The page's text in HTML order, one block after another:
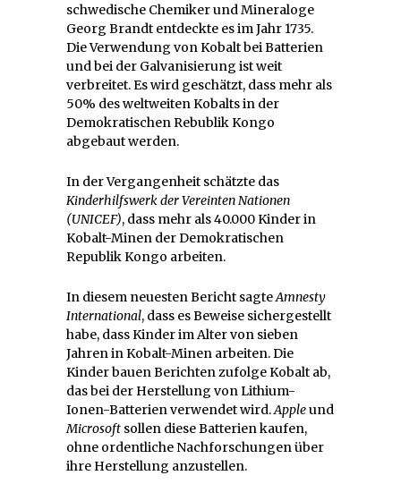
schwedische Chemiker und Mineraloge
Georg Brandt entdeckte es im Jahr 1735.
Die Verwendung von Kobalt bei Batterien
und bei der Galvanisierung ist weit
verbreitet. Es wird geschätzt, dass mehr als
50% des weltweiten Kobalts in der
Demokratischen Rebublik Kongo
abgebaut werden.
In der Vergangenheit schätzte das
Kinderhilfswerk der Vereinten Nationen
(UNICEF), dass mehr als 40.000 Kinder in
Kobalt-Minen der Demokratischen
Republik Kongo arbeiten.
In diesem neuesten Bericht sagteAmnesty
International, dass es Beweise sichergestellt
habe, dass Kinder im Alter von sieben
Jahren in Kobalt-Minen arbeiten. Die
Kinder bauen Berichten zufolge Kobalt ab,
das bei der Herstellung von Lithium-
Ionen-Batterien verwendet wird.Appleund
Microsoft sollen diese Batterien kaufen,
ohne ordentliche Nachforschungen über
ihre Herstellung anzustellen.